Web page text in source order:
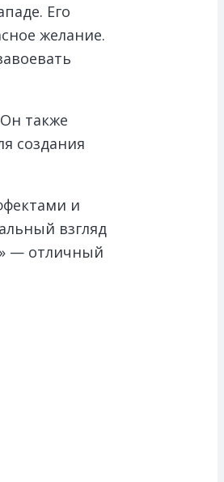
Его
желание.
также
создания
и
взгляд
— отличный